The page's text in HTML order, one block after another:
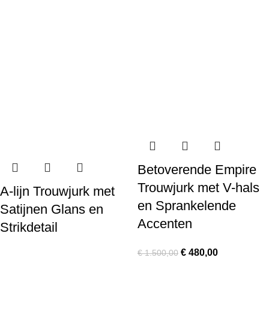
A-lijn Trouwjurk met
Satijnen Glans en
Strikdetail
Betoverende Empire
Trouwjurk met V-hals
en Sprankelende
Accenten
€1.500,00 € 480,00